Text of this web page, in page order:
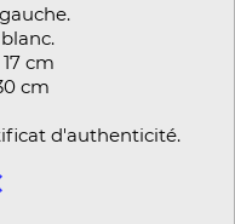
cm
cm
d'authenticité.